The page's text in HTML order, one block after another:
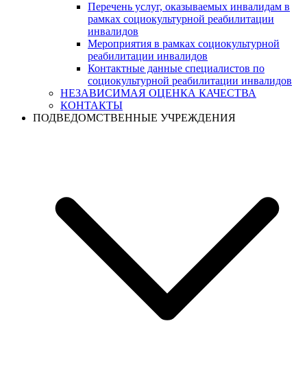
Перечень услуг, оказываемых инвалидам в
рамках социокультурной реабилитации
инвалидов
Мероприятия в рамках социокультурной
реабилитации инвалидов
Контактные данные специалистов по
социокультурной реабилитации инвалидов
НЕЗАВИСИМАЯ ОЦЕНКА КАЧЕСТВА
КОНТАКТЫ
ПОДВЕДОМСТВЕННЫЕ УЧРЕЖДЕНИЯ